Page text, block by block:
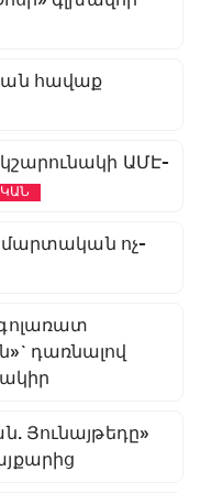
հավաք
ԱՄԷ-
մարտական ոչ-
դառնալով
Յունայթեդը»